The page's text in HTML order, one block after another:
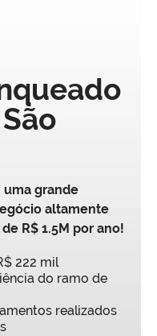
grande
altamente
R$ 1.5M por ano!
222 mil
do ramo de
realizados